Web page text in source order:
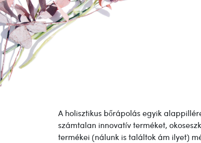
A holisztikus bőrápolás egyik
számtalan innovatív terméket,
termékei (nálunk is találtok ám ilyet)